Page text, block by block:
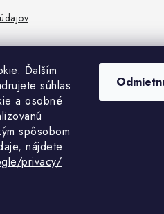
Ďalším
súhlas
a osobné
spôsobom
nájdete
privacy/
. Všetky práva vyhradené.